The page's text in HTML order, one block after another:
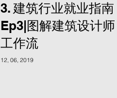
3. 建筑行业就业指南
Ep3|图解建筑设计师
工作流
12, 06, 2019